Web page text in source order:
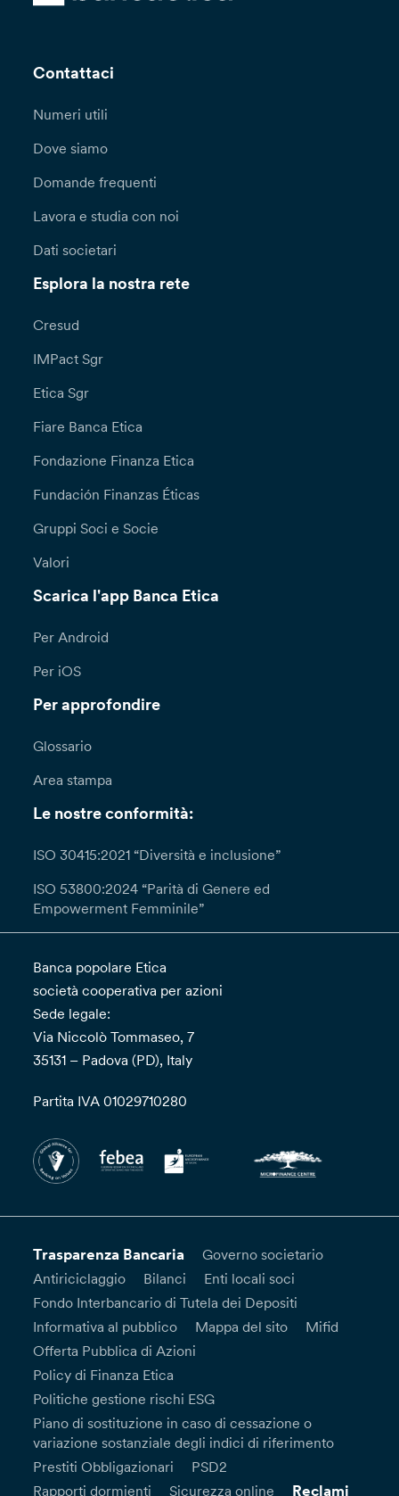
Contattaci
Numeri utili
Dove siamo
Domande frequenti
Lavora e studia con noi
Dati societari
Esplora la nostra rete
Cresud
IMPact Sgr
Etica Sgr
Fiare Banca Etica
Fondazione Finanza Etica
Fundación Finanzas Éticas
Gruppi Soci e Socie
Valori
Scarica l'app Banca Etica
Per Android
Per iOS
Per approfondire
Glossario
Area stampa
Le nostre conformità:
ISO 30415:2021 “Diversità e inclusione”
ISO 53800:2024 “Parità di Genere ed
Empowerment Femminile”
Banca popolare Etica
società cooperativa per azioni
Sede legale:
Via Niccolò Tommaseo, 7
35131 – Padova (PD), Italy
Partita IVA 01029710280
Trasparenza Bancaria
Governo societario
Antiriciclaggio
Bilanci
Enti locali soci
Fondo Interbancario di Tutela dei Depositi
Informativa al pubblico
Mappa del sito
Mifid
Offerta Pubblica di Azioni
Policy di Finanza Etica
Politiche gestione rischi ESG
Piano di sostituzione in caso di cessazione o
variazione sostanziale degli indici di riferimento
Prestiti Obbligazionari
PSD2
Rapporti dormienti
Sicurezza online Reclami